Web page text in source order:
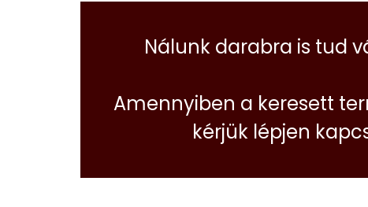
Nálunk darabra is tud
Amennyiben a keresett
kérjük lépjen